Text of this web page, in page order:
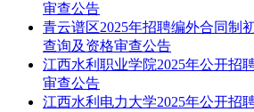
审查公告
青云谱区2025年招聘编外合同制
查询及资格审查公告
江西水利职业学院2025年公开招
审查公告
江西水利电力大学2025年公开招